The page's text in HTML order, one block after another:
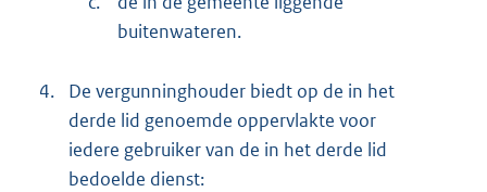
buitenwateren.
4.
De vergunninghouder biedt op de in het
derde lid genoemde oppervlakte voor
iedere gebruiker van de in het derde lid
bedoelde dienst: